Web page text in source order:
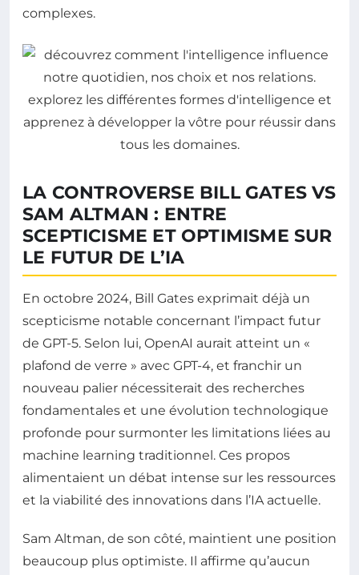
complexes.
LA CONTROVERSE BILL GATES VS
SAM ALTMAN : ENTRE
SCEPTICISME ET OPTIMISME SUR
LE FUTUR DE L’IA
En octobre 2024, Bill Gates exprimait déjà un
scepticisme notable concernant l’impact futur
de GPT-5. Selon lui, OpenAI aurait atteint un «
plafond de verre » avec GPT-4, et franchir un
nouveau palier nécessiterait des recherches
fondamentales et une évolution technologique
profonde pour surmonter les limitations liées au
machine learning traditionnel. Ces propos
alimentaient un débat intense sur les ressources
et la viabilité des innovations dans l’IA actuelle.
Sam Altman, de son côté, maintient une position
beaucoup plus optimiste. Il affirme qu’aucun